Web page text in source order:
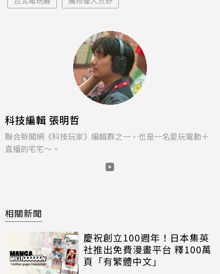
科技編輯 張明哲
聯合新聞網《科技玩家》編輯群之一，也是一名愛玩電動＋
直播的宅宅～。
相關新聞
慶祝創立100週年！日本集英
社推出免費漫畫平台 釋100萬
頁「有繁體中文」